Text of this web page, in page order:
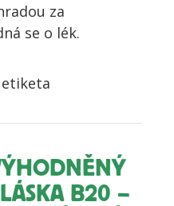
za
se o lék.
B20 –